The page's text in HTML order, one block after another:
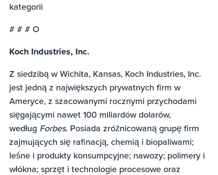
kategorii
# # # O
Koch Industries, Inc.
Z siedzibą w Wichita, Kansas, Koch Industries, Inc.
jest jedną z największych prywatnych firm w
Ameryce, z szacowanymi rocznymi przychodami
sięgającymi nawet 100 miliardów dolarów,
według Forbes. Posiada zróżnicowaną grupę firm
zajmujących się rafinacją, chemią i biopaliwami;
leśne i produkty konsumpcyjne; nawozy; polimery i
włókna; sprzęt i technologie procesowe oraz